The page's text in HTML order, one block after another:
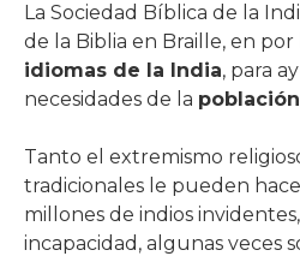
La Sociedad Bíblica de la
de la Biblia en Braille, en por
idiomas de la India, para
necesidades de la
Tanto el extremismo
tradicionales le pueden
millones de indios
incapacidad, algunas veces